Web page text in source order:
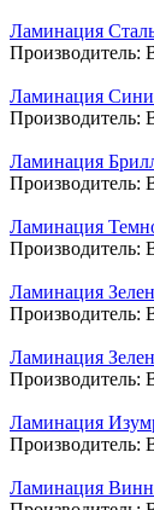
Ламинация
Производитель:
Ламинация
Производитель:
Ламинация
Производитель:
Ламинация
Производитель:
Ламинация
Производитель:
Ламинация
Производитель:
Ламинация
Производитель:
Ламинация